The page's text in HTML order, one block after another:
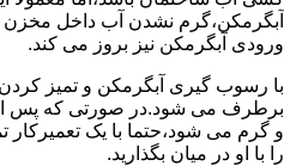
آبگرمکن،گرم نشدن آب داخل مخزن
ورودی آبگرمکن نیز بروز می کند.
با رسوب گیری آبگرمکن و تمیز
برطرف می شود.در صورتی که پس
و گرم می شود،حتما با یک
را با او در میان بگذارید.